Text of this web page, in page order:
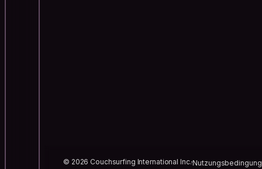
© 2026 Couchsurfing International Inc.